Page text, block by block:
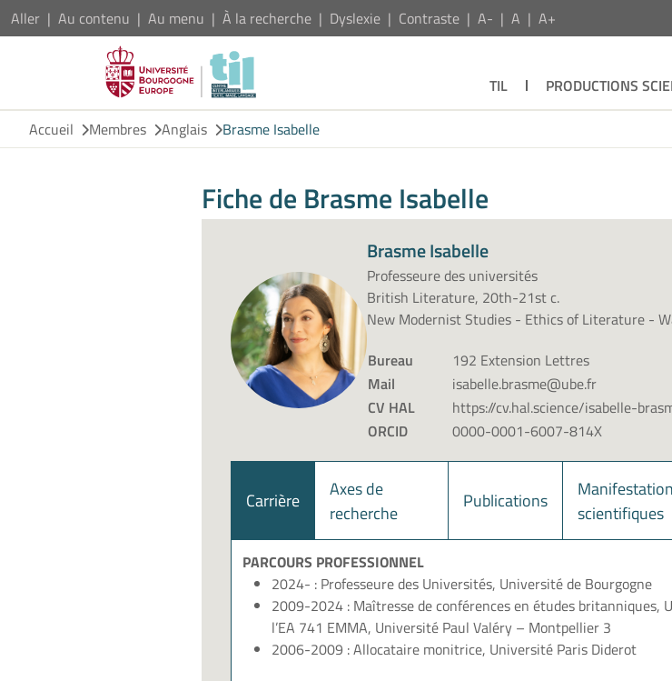
Aller Au contenu Au menu À la recherche Dyslexie Contraste A- A A+
TIL PRODUCTIONS
Accueil
Membres Anglais Brasme Isabelle
Fiche de Brasme Isabelle
Brasme Isabelle
Professeure des universités
British Literature, 20th-21st c.
New Modernist Studies - Ethics of Literature -
Bureau
192 Extension Lettres
Mail
isabelle.brasme@ube.fr
CV HAL
https://cv.hal.science/isabelle-
ORCID
0000-0001-6007-814X
Carrière
Axes de
recherche
Publications
scientifiques
PARCOURS PROFESSIONNEL
2024- : Professeure des Universités, Université de Bourgogne
2009-2024 : Maîtresse de conférences en études britanniques,
l’EA 741 EMMA, Université Paul Valéry – Montpellier 3
2006-2009 : Allocataire monitrice, Université Paris Diderot